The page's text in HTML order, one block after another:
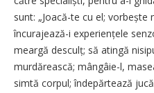
sunt: „Joacă-te cu el; vorbește
încurajează-i experiențele
meargă desculț; să atingă
murdărească; mângâie-l,
simtă corpul; îndepărtează